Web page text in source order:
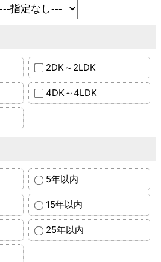
2DK～2LDK
4DK～4LDK
5年以内
15年以内
25年以内